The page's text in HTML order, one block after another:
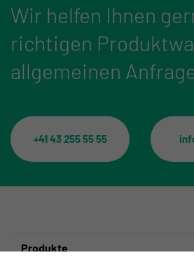
Wir helfen Ihnen
richtigen
allgemeinen
+41 43 255 55 55
Produkte